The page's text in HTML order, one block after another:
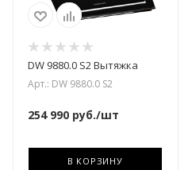
DW 9880.0 S2 Вытяжка
Арт.: DW 9880.0 S2
254 990 руб./шт
В КОРЗИНУ